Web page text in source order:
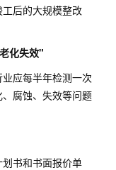
后的大规模整改
化失效"
应每半年检测一次
腐蚀、失效等问题
书和书面报价单